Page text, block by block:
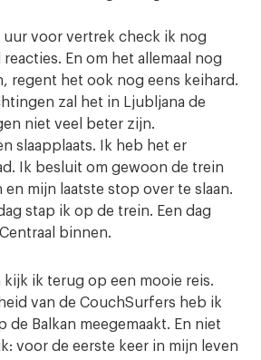
voor vertrek check ik nog
En om het allemaal nog
regent het ook nog eens keihard.
zal het in Ljubljana de
niet veel beter zijn.
slaapplaats. Ik heb het er
Ik besluit om gewoon de trein
en mijn laatste stop over te slaan.
stap ik op de trein. Een dag
binnen.
kijk ik terug op een mooie reis.
van de CouchSurfers heb ik
de Balkan meegemaakt. En niet
voor de eerste keer in mijn leven